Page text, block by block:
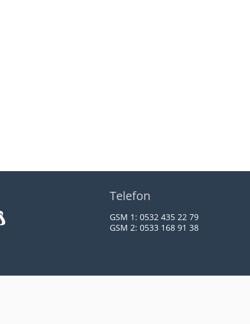
Telefon
GSM 1: 0532 435 22 79
GSM 2: 0533 168 91 38